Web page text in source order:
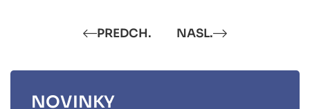
PREDCH. NASL.
NOVINKY